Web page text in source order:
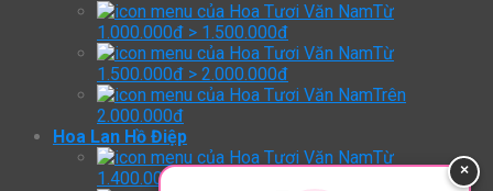
Từ
1.000.000đ > 1.500.000đ
Từ
1.500.000đ > 2.000.000đ
Trên
2.000.000đ
Hoa Lan Hồ Điệp
Từ
1.400.000đ > 2.800.000đ
×